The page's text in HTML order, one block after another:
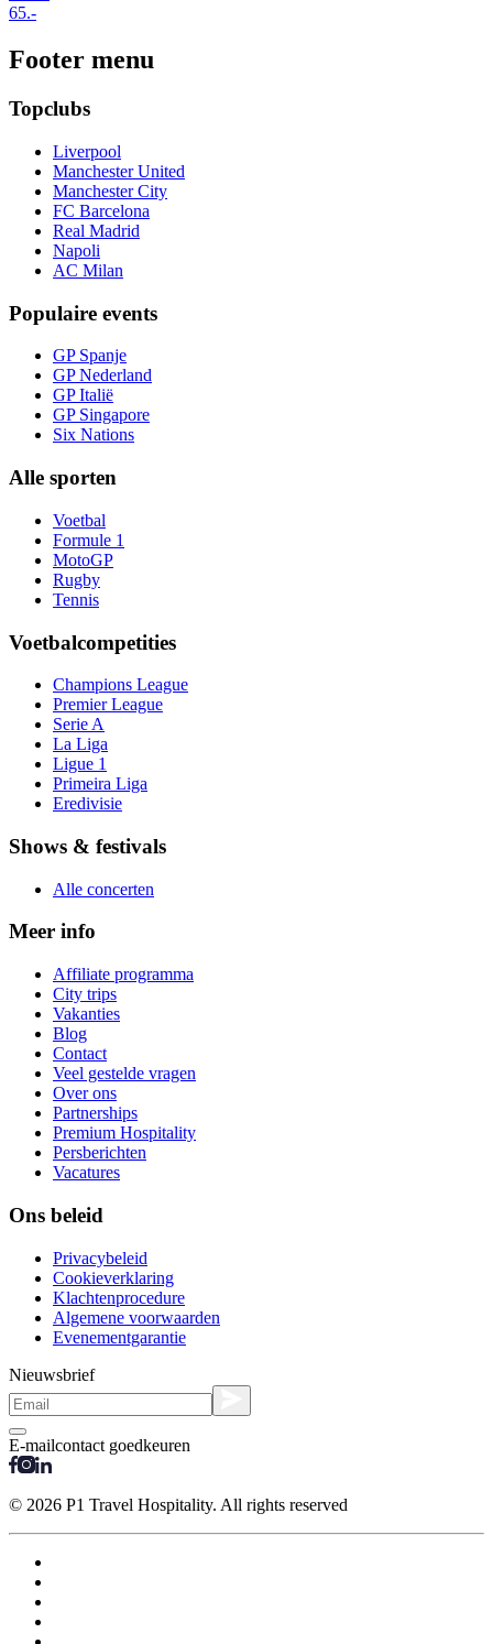
65.-
Footer menu
Topclubs
Liverpool
Manchester United
Manchester City
FC Barcelona
Real Madrid
Napoli
AC Milan
Populaire events
GP Spanje
GP Nederland
GP Italië
GP Singapore
Six Nations
Alle sporten
Voetbal
Formule 1
MotoGP
Rugby
Tennis
Voetbalcompetities
Champions League
Premier League
Serie A
La Liga
Ligue 1
Primeira Liga
Eredivisie
Shows & festivals
Alle concerten
Meer info
Affiliate programma
City trips
Vakanties
Blog
Contact
Veel gestelde vragen
Over ons
Partnerships
Premium Hospitality
Persberichten
Vacatures
Ons beleid
Privacybeleid
Cookieverklaring
Klachtenprocedure
Algemene voorwaarden
Evenementgarantie
Nieuwsbrief
E-mailcontact goedkeuren
© 2026 P1 Travel Hospitality. All rights reserved